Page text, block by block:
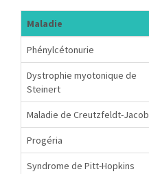
Maladie
Phénylcétonurie
Dystrophie myotonique de
Steinert
Maladie de Creutzfeldt-Jacob
Progéria
Syndrome de Pitt-Hopkins